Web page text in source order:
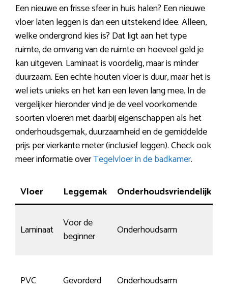
Een nieuwe en frisse sfeer in huis halen? Een nieuwe
vloer laten leggen is dan een uitstekend idee. Alleen,
welke ondergrond kies is? Dat ligt aan het type
ruimte, de omvang van de ruimte en hoeveel geld je
kan uitgeven. Laminaat is voordelig, maar is minder
duurzaam. Een echte houten vloer is duur, maar het is
wel iets unieks en het kan een leven lang mee. In de
vergelijker hieronder vind je de veel voorkomende
soorten vloeren met daarbij eigenschappen als het
onderhoudsgemak, duurzaamheid en de gemiddelde
prijs per vierkante meter (inclusief leggen). Check ook
meer informatie overTegelvloer in de badkamer.
Vloer Leggemak Onderhoudsvriendelijk
Laminaat
Voor de
beginner
Onderhoudsarm
PVC Gevorderd Onderhoudsarm